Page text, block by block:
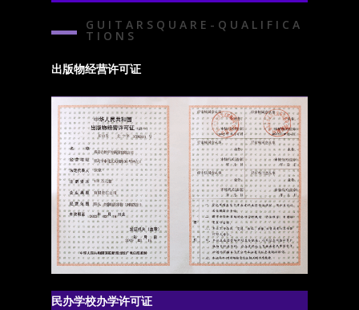
G U I T A R S Q U A R E - Q U A L I F I C A
T I O N S
出版物经营许可证
民办学校办学许可证